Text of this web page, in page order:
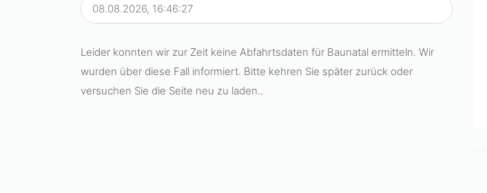
Leider konnten wir zur Zeit keine Abfahrtsdaten für Baunatal ermitteln. Wir
wurden über diese Fall informiert. Bitte kehren Sie später zurück oder
versuchen Sie die Seite neu zu laden..